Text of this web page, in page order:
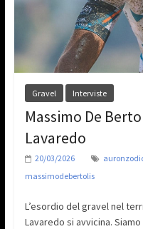
Gravel Interviste
Massimo De
Lavaredo
20/03/2026
massimodebertolis
L’esordio del gravel nel
Lavaredo si avvicina.